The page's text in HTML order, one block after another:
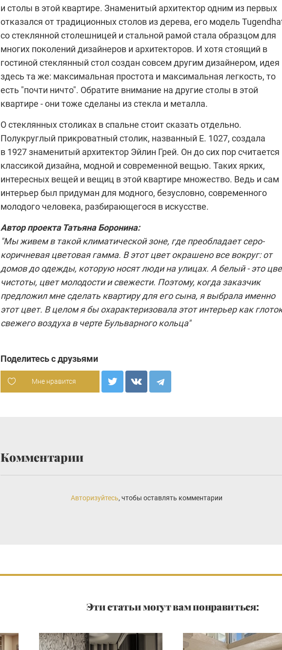
и столы в этой квартире. Знаменитый архитектор одним из первых
отказался от традиционных столов из дерева, его модель
со стеклянной столешницей и стальной рамой стала образцом для
многих поколений дизайнеров и архитекторов. И хотя стоящий в
гостиной стеклянный стол создан совсем другим дизайнером, идея
здесь та же: максимальная простота и максимальная легкость, то
есть "почти ничто". Обратите внимание на другие столы в этой
квартире - они тоже сделаны из стекла и металла.
О стеклянных столиках в спальне стоит сказать отдельно.
Полукруглый прикроватный столик, названный E. 1027, создала
в 1927 знаменитый архитектор Эйлин Грей. Он до сих пор считается
классикой дизайна, модной и современной вещью. Таких ярких,
интересных вещей и вещиц в этой квартире множество. Ведь и сам
интерьер был придуман для модного, безусловно, современного
молодого человека, разбирающегося в искусстве.
Автор проекта Татьяна Боронина:
"Мы живем в такой климатической зоне, где преобладает серо-
коричневая цветовая гамма. В этот цвет окрашено все вокруг: от
домов до одежды, которую носят люди на улицах. А белый - это
чистоты, цвет молодости и свежести. Поэтому, когда заказчик
предложил мне сделать квартиру для его сына, я выбрала именно
этот цвет. В целом я бы охарактеризовала этот интерьер как
свежего воздуха в черте Бульварного кольца"
Поделитесь с друзьями
Мне нравится
Комментарии
Авторизуйтесь, чтобы оставлять комментарии
Эти статьи могут вам понравиться: